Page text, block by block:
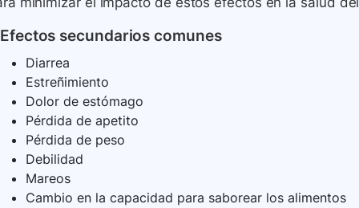
Efectos secundarios comunes
Diarrea
Estreñimiento
Dolor de estómago
Pérdida de apetito
Pérdida de peso
Debilidad
Mareos
Cambio en la capacidad para saborear los alimentos